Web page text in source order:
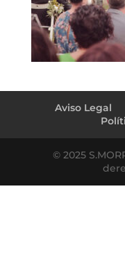
Aviso Legal
© 2025